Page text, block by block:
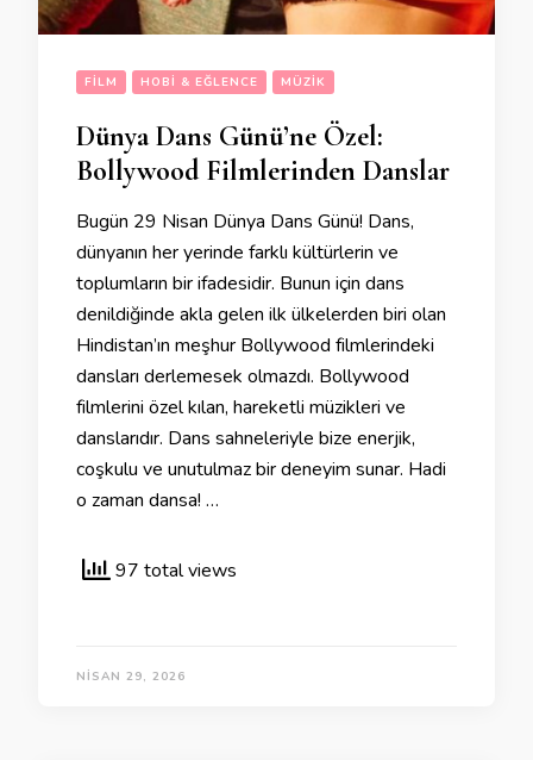
FILM HOBI & EĞLENCE MÜZIK
Dünya Dans Günü’ne Özel:
Bollywood Filmlerinden Danslar
Bugün 29 Nisan Dünya Dans Günü! Dans,
dünyanın her yerinde farklı kültürlerin ve
toplumların bir ifadesidir. Bunun için dans
denildiğinde akla gelen ilk ülkelerden biri olan
Hindistan’ın meşhur Bollywood filmlerindeki
dansları derlemesek olmazdı. Bollywood
filmlerini özel kılan, hareketli müzikleri ve
danslarıdır. Dans sahneleriyle bize enerjik,
coşkulu ve unutulmaz bir deneyim sunar. Hadi
o zaman dansa! …
97 total views
NISAN 29, 2026